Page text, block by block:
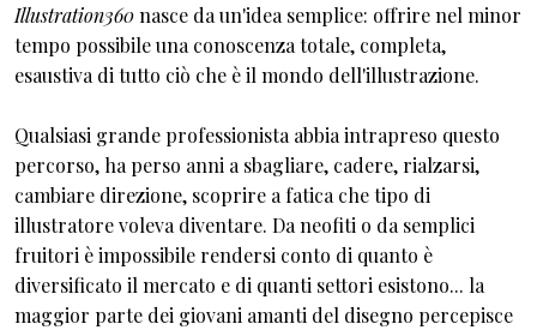
Illustration360nasce da un'idea semplice: offrire nel minor
tempo possibile una conoscenza totale, completa,
esaustiva di tutto ciò che è il mondo dell'illustrazione.
Qualsiasi grande professionista abbia intrapreso questo
percorso, ha perso anni a sbagliare, cadere, rialzarsi,
cambiare direzione, scoprire a fatica che tipo di
illustratore voleva diventare. Da neofiti o da semplici
fruitori è impossibile rendersi conto di quanto è
diversificato il mercato e di quanti settori esistono... la
maggior parte dei giovani amanti del disegno percepisce